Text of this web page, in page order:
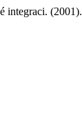
integraci. (2001).